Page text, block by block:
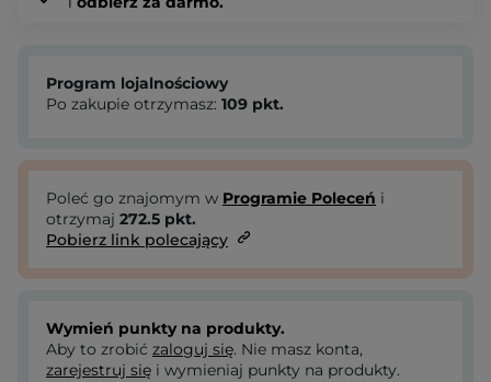
Program lojalnościowy
Po zakupie otrzymasz: 109 pkt.
Poleć go znajomym w Programie Poleceń i
otrzymaj 272.5 pkt.
Pobierz link polecający
Wymień punkty na produkty.
Aby to zrobić zaloguj się. Nie masz konta,
zarejestruj się i wymieniaj punkty na produkty.